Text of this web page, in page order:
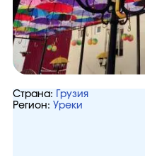
Страна:
Грузия
Регион: Уреки